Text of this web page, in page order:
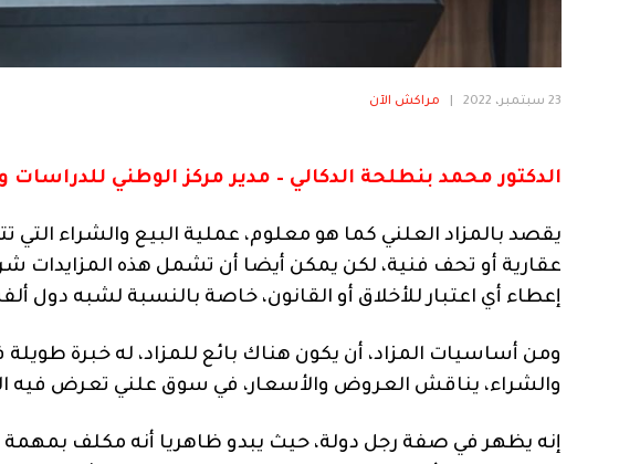
23 سبتمبر، 2022 مراكش الآن
الدكتور محمد بنطلحة الدكالي – مدير مركز الوطني للدراسات
يقصد بالمزاد العلني كما هو معلوم، عملية البيع والشراء التي
عقارية أو تحف فنية، لكن يمكن أيضا أن تشمل هذه المزايدات
إعطاء أي اعتبار للأخلاق أو القانون، خاصة بالنسبة لشبه دول
ومن أساسيات المزاد، أن يكون هناك بائع للمزاد، له خبرة
والشراء، يناقش العروض والأسعار، في سوق علني تعرض فيه
إنه يظهر في صفة رجل دولة، حيث يبدو ظاهريا أنه مكلف بمهمة